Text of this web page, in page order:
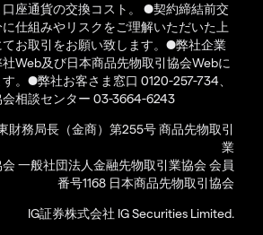
口座通貨の交換コスト。 ●契約締結前交
仕組みやリスクをご理解いただいた上
お取引をお願い致します。●弊社企業
Web及び日本商品先物取引協会Webに
。●弊社お客さま窓口 0120-257-734、
相談センター 03-3664-6243
財務局長（金商）第255号 商品先物取引
業
一般社団法人金融先物取引業協会 会員
番号1168 日本商品先物取引協会
IG証券株式会社 IG Securities Limited.